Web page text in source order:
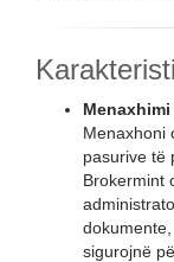
Menaxhoni
pasurive të
Brokermint
sigurojnë